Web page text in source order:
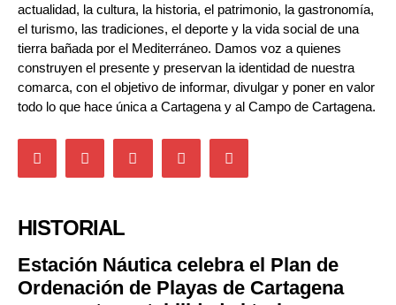
actualidad, la cultura, la historia, el patrimonio, la gastronomía,
el turismo, las tradiciones, el deporte y la vida social de una
tierra bañada por el Mediterráneo. Damos voz a quienes
construyen el presente y preservan la identidad de nuestra
comarca, con el objetivo de informar, divulgar y poner en valor
todo lo que hace única a Cartagena y al Campo de Cartagena.
HISTORIAL
Estación Náutica celebra el Plan de
Ordenación de Playas de Cartagena